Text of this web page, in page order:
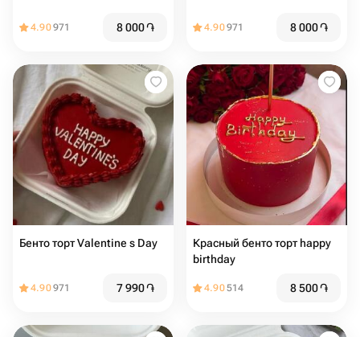
4.90971 8 000֏ 4.90971 8 000֏
Бенто торт Valentine s Day
4.90971 7 990֏
Красный бенто торт happy
birthday
4.90514 8 500֏